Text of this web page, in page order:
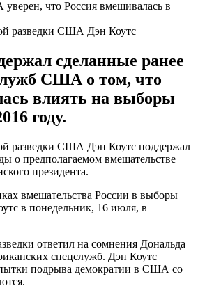
разведки США Дэн Коутс
сделанные ранее
США о том, что
влиять на выборы
году.
разведки США Дэн Коутс поддержал
о предполагаемом вмешательстве
президента.
вмешательства России в выборы
в понедельник, 16 июля, в
ответил на сомнения Дональда
спецслужб. Дэн Коутс
подрыва демократии в США со